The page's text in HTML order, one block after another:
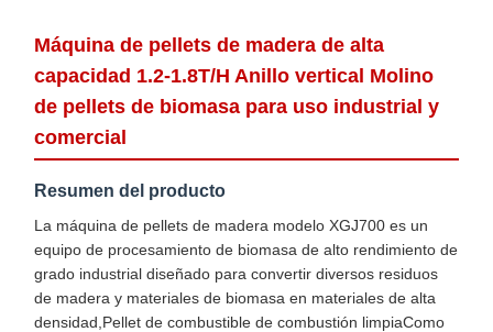
Máquina de pellets de madera de alta
capacidad 1.2-1.8T/H Anillo vertical Molino
de pellets de biomasa para uso industrial y
comercial
Resumen del producto
La máquina de pellets de madera modelo XGJ700 es un
equipo de procesamiento de biomasa de alto rendimiento de
grado industrial diseñado para convertir diversos residuos
de madera y materiales de biomasa en materiales de alta
densidad,Pellet de combustible de combustión limpiaComo